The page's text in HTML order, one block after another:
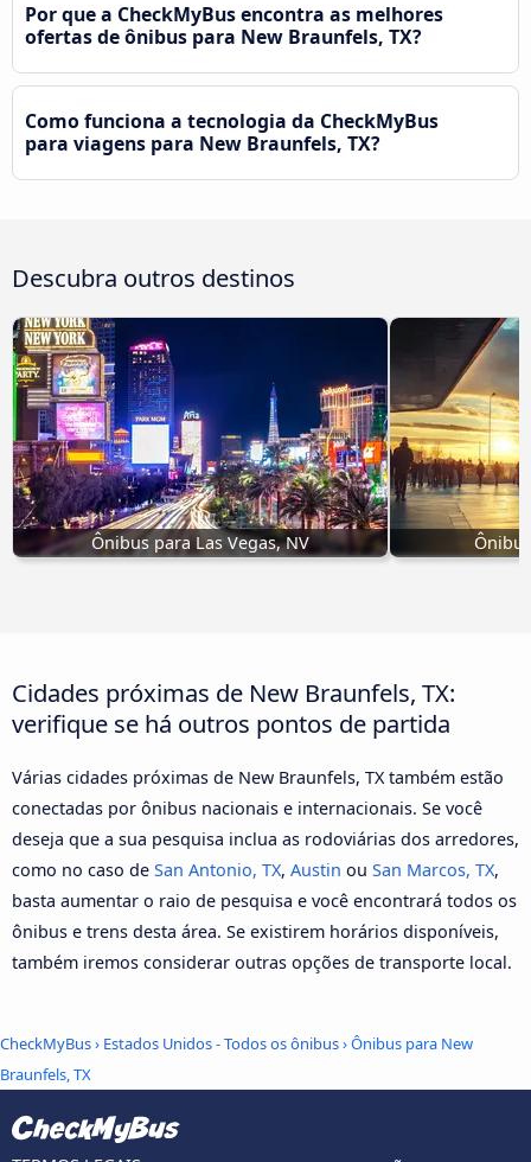
Por que a CheckMyBus encontra as melhores
ofertas de ônibus para New Braunfels, TX?
Como funciona a tecnologia da CheckMyBus
para viagens para New Braunfels, TX?
Descubra outros destinos
Ônibus para Las Vegas, NV
Cidades próximas de New Braunfels, TX:
verifique se há outros pontos de partida
Várias cidades próximas de New Braunfels, TX também estão
conectadas por ônibus nacionais e internacionais. Se você
deseja que a sua pesquisa inclua as rodoviárias dos arredores,
como no caso de San Antonio, TX, Austin ou San Marcos, TX,
basta aumentar o raio de pesquisa e você encontrará todos os
ônibus e trens desta área. Se existirem horários disponíveis,
também iremos considerar outras opções de transporte local.
CheckMyBus› Estados Unidos - Todos os ônibus› Ônibus para New
Braunfels, TX